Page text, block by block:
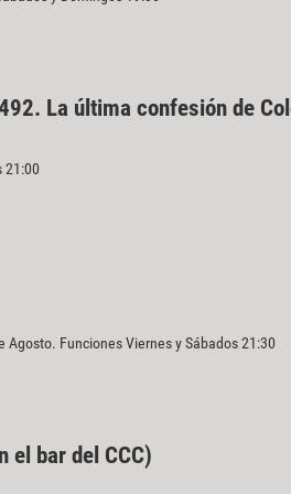
La última confesión de
21:00
Agosto. Funciones Viernes y Sábados 21:30
el bar del CCC)